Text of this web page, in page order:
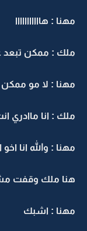
مهنا : هااااااااااا
ملك : ممكن تبعد
مهنا : لا مو ممكن
ملك : انا ماادري
مهنا : والله انا
هنا ملك وقفت
مهنا : اشبك